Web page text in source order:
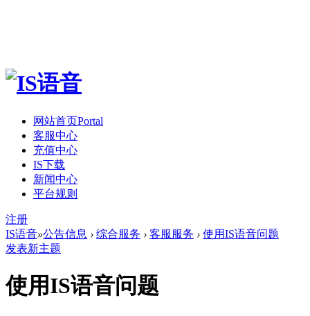
网站首页Portal
客服中心
充值中心
IS下载
新闻中心
平台规则
注册
IS语音»公告信息 › 综合服务 › 客服服务 › 使用IS语音问题
发表新主题
使用IS语音问题